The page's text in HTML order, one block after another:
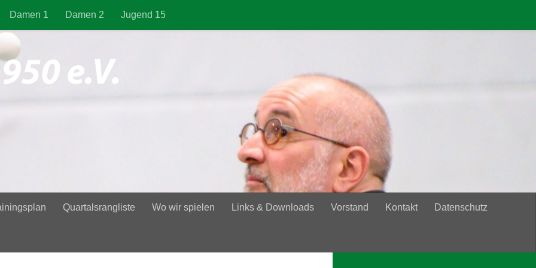
Damen 1 Damen 2 Jugend 15
Quartalsrangliste Wo wir spielen Links & Downloads Vorstand Kontakt Datenschutz